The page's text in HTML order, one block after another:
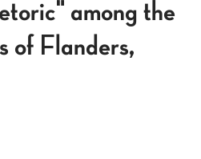
among the
of Flanders,